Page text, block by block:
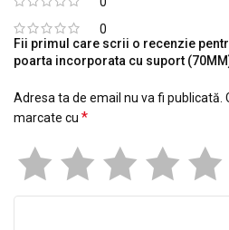
0
Fii primul care scrii o recenzie
poarta incorporata cu suport
Adresa ta de email nu va fi publicată.
marcate cu *